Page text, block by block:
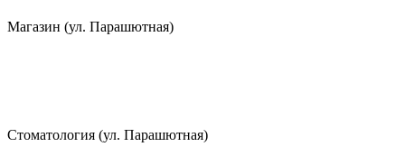
Магазин (ул. Парашютная)
Стоматология (ул. Парашютная)